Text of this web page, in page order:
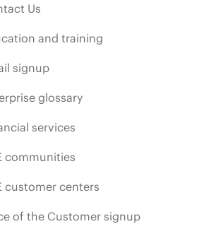
Us
and training
signup
glossary
services
communities
customer centers
of the Customer signup